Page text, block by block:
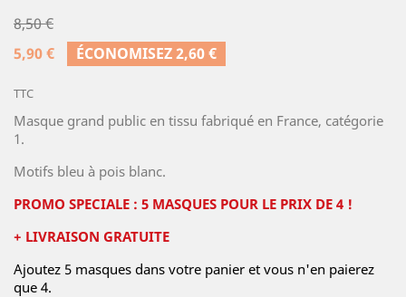
8,50 €
5,90 €
ÉCONOMISEZ 2,60 €
TTC
Masque grand public en tissu fabriqué en France, catégorie
1.
Motifs bleu à pois blanc.
PROMO SPECIALE : 5 MASQUES POUR LE PRIX DE 4 !
+ LIVRAISON GRATUITE
Ajoutez 5 masques dans votre panier et vous n'en paierez
que 4.